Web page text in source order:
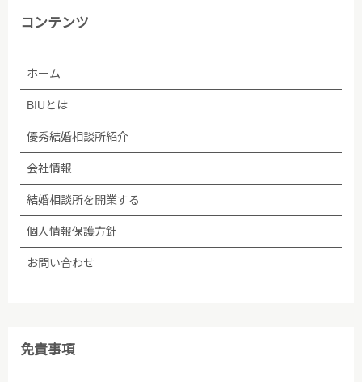
(4)ご本人から取得した個人情報について、データ入
扱いを委託する場合、個人情報の取り扱いに関する守
ムページ等で告知します。
(5)法令等に基づく場合を除き、ご本人の同意なく第
三者への提供は行いません。
(6)個人情報保護の状況を定期的に確認、見直しを行
い、継続的に改善します。
コンテンツ
ホーム
BIUとは
優秀結婚相談所紹介
会社情報
結婚相談所を開業する
個人情報保護方針
お問い合わせ
免責事項